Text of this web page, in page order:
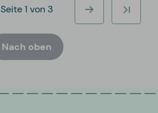
Seite 1 von 3
Nach oben